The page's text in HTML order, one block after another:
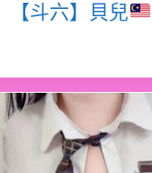
【斗六】貝兒